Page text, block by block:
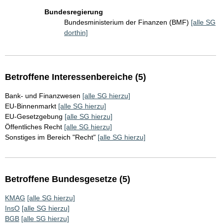
Bundesregierung
Bundesministerium der Finanzen (BMF) [alle SG
dorthin]
Betroffene Interessenbereiche (5)
Bank- und Finanzwesen [alle SG hierzu]
EU-Binnenmarkt [alle SG hierzu]
EU-Gesetzgebung [alle SG hierzu]
Öffentliches Recht [alle SG hierzu]
Sonstiges im Bereich "Recht" [alle SG hierzu]
Betroffene Bundesgesetze (5)
KMAG [alle SG hierzu]
InsO [alle SG hierzu]
BGB [alle SG hierzu]